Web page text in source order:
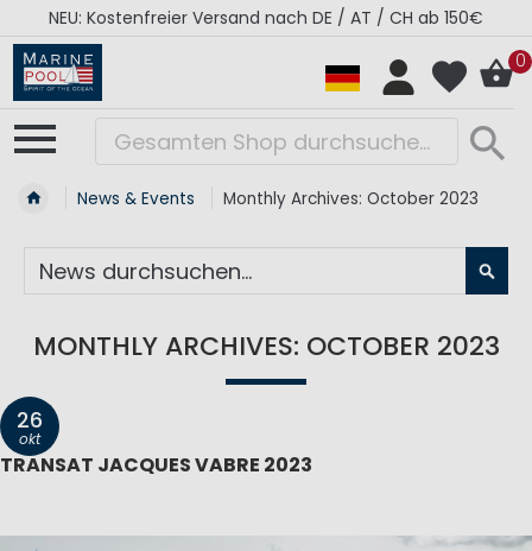
NEU: Kostenfreier Versand nach DE / AT / CH ab 150€
0
News & Events Monthly Archives: October 2023
MONTHLY ARCHIVES: OCTOBER 2023
26
okt
TRANSAT JACQUES VABRE 2023